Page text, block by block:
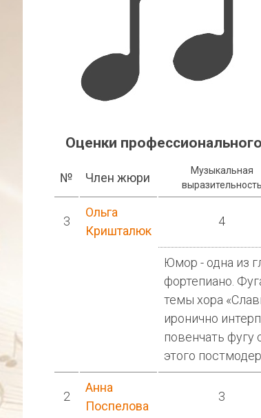
Оценки
№ Член жюри
Музыкальная
выразительность
3
Ольга
Кришталюк
4
Юмор - одна из
фортепиано.
темы хора
иронично
повенчать
этого
2
Анна
Поспелова
3